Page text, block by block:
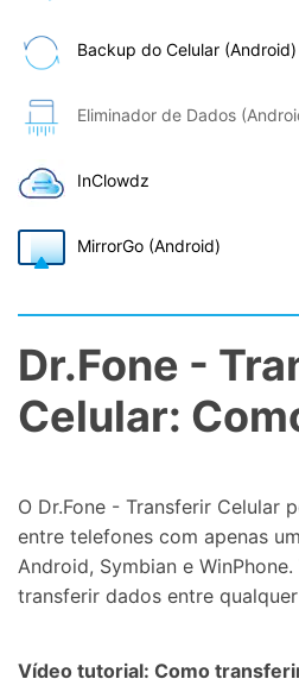
Backup do Celular (Android)
Eliminador de Dados
InClowdz
MirrorGo (Android)
Dr.Fone -
Celular:
O Dr.Fone - Transferir Celular
entre telefones com apenas
Android, Symbian e
transferir dados entre
Vídeo tutorial: Como